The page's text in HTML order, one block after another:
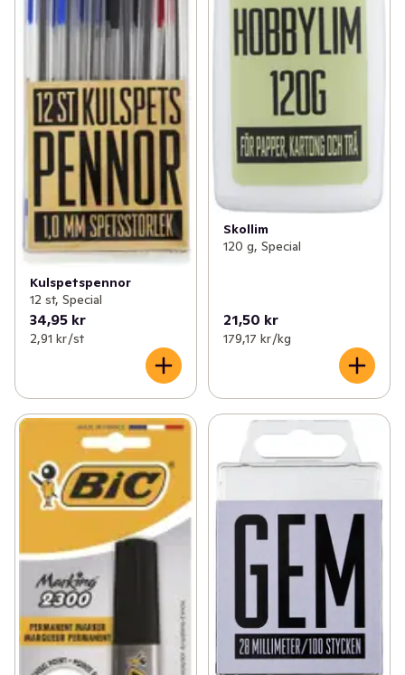
Kulspetspennor
12 st, Special
34,95 kr
2,91 kr /st
Skollim
120 g, Special
21,50 kr
179,17 kr /kg